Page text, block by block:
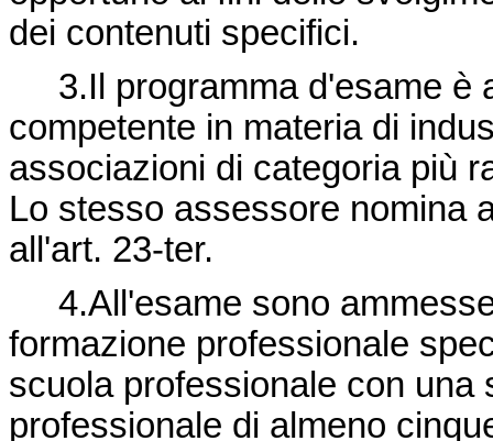
dei contenuti specifici.
3.Il programma d'esame è
competente in materia di
associazioni di categoria più
Lo stesso assessore nomina
all'art. 23-ter.
4.All'esame sono
formazione professionale
scuola professionale con una
professionale di almeno